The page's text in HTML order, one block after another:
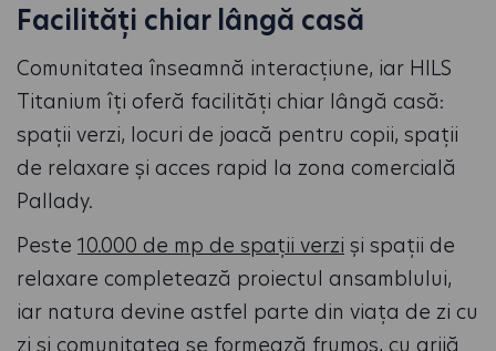
Facilități chiar lângă casă
Comunitatea înseamnă interacțiune, iar HILS
Titanium îți oferă facilități chiar lângă casă:
spații verzi, locuri de joacă pentru copii, spații
de relaxare și acces rapid la zona comercială
Pallady.
Peste 10.000 de mp de spații verzi și spații de
relaxare completează proiectul ansamblului,
iar natura devine astfel parte din viața de zi cu
zi și comunitatea se formează frumos, cu grijă